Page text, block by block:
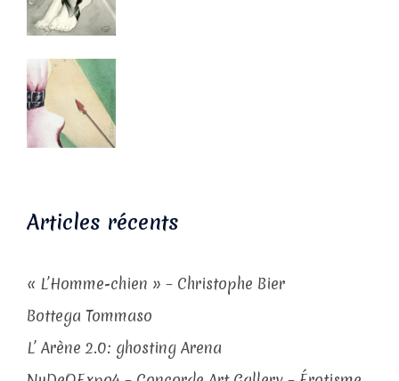
Articles récents
« L’Homme-chien » – Christophe Bier
Bottega Tommaso
L’ Arène 2.0: ghosting Arena